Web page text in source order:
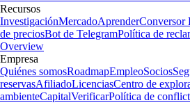
Recursos
InvestigaciónMercadoAprenderConversor
de preciosBot de TelegramPolítica de
Overview
Empresa
Quiénes somosRoadmapEmpleoSocios
reservasAfiliadoLicenciasCentro de
ambienteCapitalVerificarPolítica de